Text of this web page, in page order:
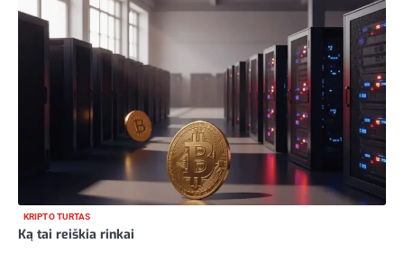
KRIPTO TURTAS
Ką tai reiškia rinkai